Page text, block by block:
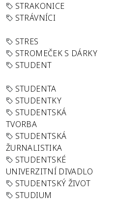
STRAKONICE
STRÁVNÍCI
STRES
STROMEČEK S DÁRKY
STUDENT
STUDENTA
STUDENTKY
STUDENTSKÁ
TVORBA
STUDENTSKÁ
ŽURNALISTIKA
STUDENTSKÉ
UNIVERZITNÍ DIVADLO
STUDENTSKÝ ŽIVOT
STUDIUM